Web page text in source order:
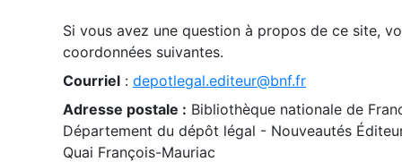
Si vous avez une question à propos de ce site,
coordonnées suivantes.
Courriel : depotlegal.editeur@bnf.fr
Adresse postale : Bibliothèque nationale de
Département du dépôt légal - Nouveautés
Quai François-Mauriac